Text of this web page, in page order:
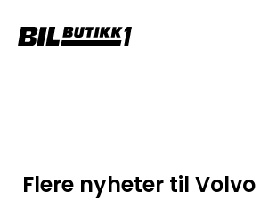
Flere nyheter til Volvo